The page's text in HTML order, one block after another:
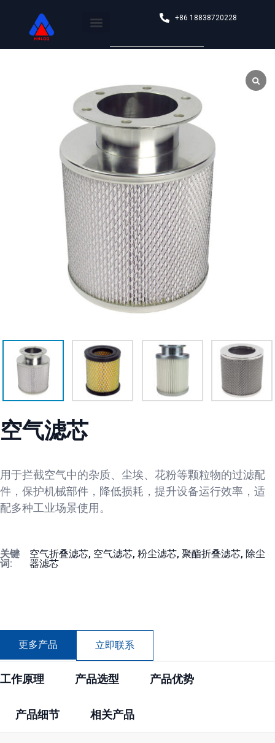
+86 18838720228
空气滤芯
用于拦截空气中的杂质、尘埃、花粉等颗粒物的过滤配
件，保护机械部件，降低损耗，提升设备运行效率，适
配多种工业场景使用。
关键
词:
空气折叠滤芯, 空气滤芯,粉尘滤芯,聚酯折叠滤芯, 除尘
器滤芯
更多产品 立即联系
工作原理 产品选型 产品优势
产品细节 相关产品